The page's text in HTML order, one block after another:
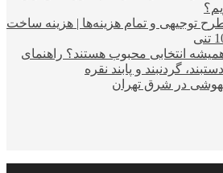
توجیهی و تمام هزینه‌ها | هزینه ساخت
انتخابی محبوب هستند؟ راهنمای
گردنبند و پابند نقره
در شرق تهران